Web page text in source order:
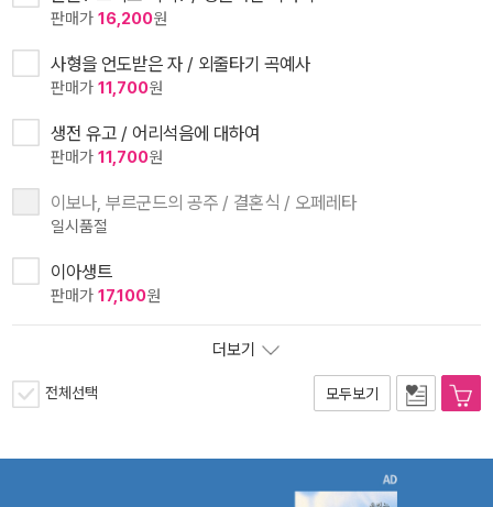
판매가 16,200원
사형을 언도받은 자 / 외줄타기 곡예사
판매가 11,700원
생전 유고 / 어리석음에 대하여
판매가 11,700원
이보나, 부르군드의 공주 / 결혼식 / 오페레타
일시품절
이아생트
판매가 17,100원
더보기
전체선택 모두보기